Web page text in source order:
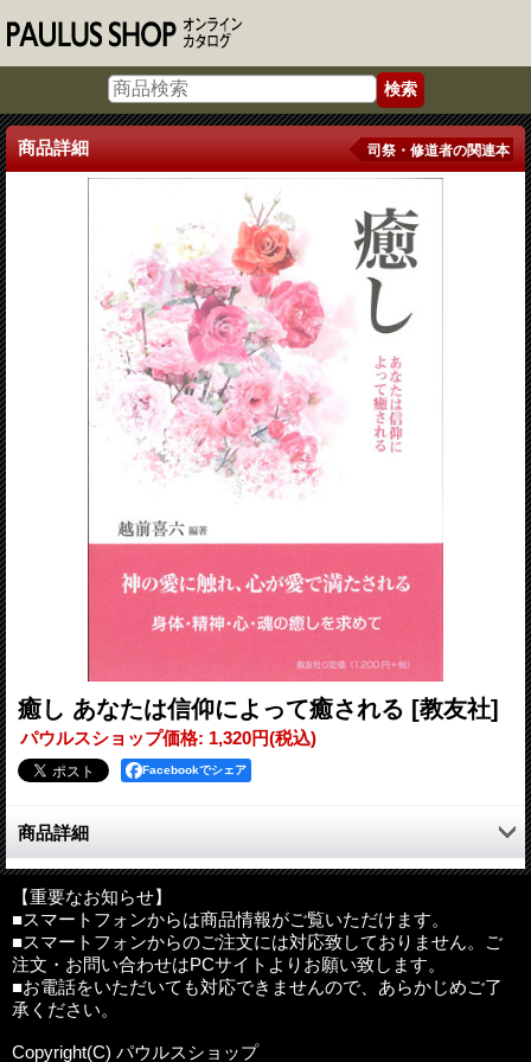
商品詳細 司祭・修道者の関連本
癒し あなたは信仰によって癒される [教友社]
パウルスショップ価格: 1,320円(税込)
Facebookでシェア
商品詳細
神の愛に触れ、心が愛で満たされる、身体・精神・心・魂の癒し
を求めて…越前喜六神父編『祈り』『愛』『希望』『霊性』に続
くシリーズ5作目。
●目次
巻頭言
まえがき
第1部 イエズス会士の語る「癒し」
【重要なお知らせ】
■スマートフォンからは商品情報がご覧いただけます。
■スマートフォンからのご注文には対応致しておりません。ご
注文・お問い合わせはPCサイトよりお願い致します。
■お電話をいただいても対応できませんので、あらかじめご了
承ください。
Copyright(C) パウルスショップ